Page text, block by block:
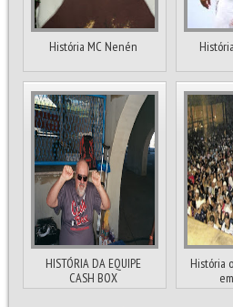
História MC Nenén
HISTÓRIA DA EQUIPE
CASH BOX
História